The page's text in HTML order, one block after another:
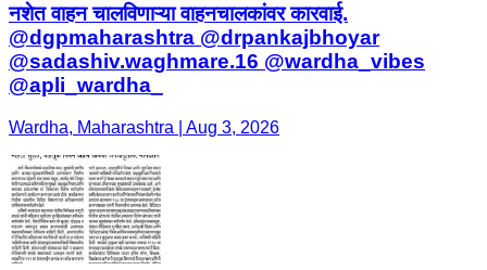
नशेत वाहन चालविणाऱ्या वाहनचालकांवर कारवाई.
@dgpmaharashtra @drpankajbhoyar
@sadashiv.waghmare.16 @wardha_vibes
@apli_wardha_
Wardha, Maharashtra | Aug 3, 2026